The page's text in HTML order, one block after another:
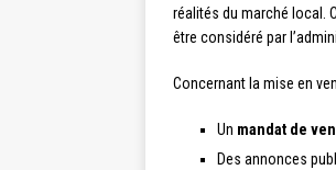
réalités du marché local.
être considéré par
Concernant la mise en
Un mandat de
Des annonces